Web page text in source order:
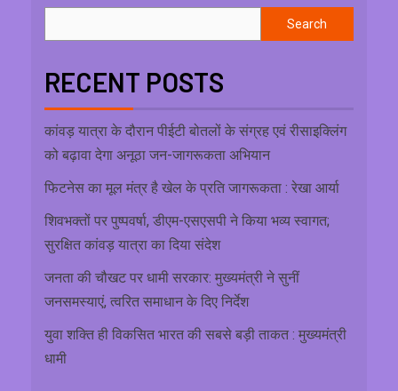
Search
RECENT POSTS
कांवड़ यात्रा के दौरान पीईटी बोतलों के संग्रह एवं रीसाइक्लिंग
को बढ़ावा देगा अनूठा जन-जागरूकता अभियान
फिटनेस का मूल मंत्र है खेल के प्रति जागरूकता : रेखा आर्या
शिवभक्तों पर पुष्पवर्षा, डीएम-एसएसपी ने किया भव्य स्वागत;
सुरक्षित कांवड़ यात्रा का दिया संदेश
जनता की चौखट पर धामी सरकार: मुख्यमंत्री ने सुनीं
जनसमस्याएं, त्वरित समाधान के दिए निर्देश
युवा शक्ति ही विकसित भारत की सबसे बड़ी ताकत : मुख्यमंत्री
धामी